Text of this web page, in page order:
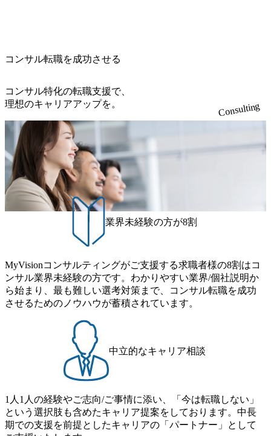
かの実務経験を有する方 - MBB及び戦略ファームでのコ
ンサルティング経験2年以上 - BIG4のStrategy部門におけ
ミュニケーション能力をお持ちの方 ・最新のトレンド・テ
ーマや事例にキャッチアップし、バイタリティーを持って
向を把握し、クライアントや自社への提案などに積極的に
関わることができる方 ・スケジューリング(優先順位付け含
む)など、ビジネスベーシックスキルが習得できている方
てプロジェクト全体の品質担保やマネジメント全般を担
り、クライアントとのリレーションを発展・拡大させるこ
とをミッションとする。自社へ提言の質を常に高く担保す
る責任を担う。 ● 裁量権 弊社は2019年11月に設立され、成
長期といわれるフェーズにあります。 事業・組織を拡大し
ていく時期のため、メンバーや組織がスケールしていく過
程を体感できます。 また、希望者はパートナー以外でも大
手役員の方へのセールスにも参加できる環境です。 自ら案
件を取り、プロジェクト体制を作っていくことも可能で
す。 ● 事業会社機能にも携われる 弊社にはコンサルティン
グ事業以外にもSaaSプロダクト・メディア・地方創生事業
があるため、上記事業に携わることも可能です。コンサル
タントとしての経験を活かしながら自らプロダクト開発や
自社の業務改善ができます。(希望者のみとなります) ● BIG
4・アクセンチュアをはじめとした大手外資系コンサルファ
ーム出身者が多く集まっています ● 平均年齢は35歳で、幅
広い年齢の方が活躍しています ● インダストリー・ソリュ
ーションで区切られていない組織です(ワンプール制) ● 海外
事業拠点をシンガポールに設立し、グローバル案件に対応
するコンサルティング体制を構築しています 東京都中央区
八重洲2-2-1 東京ミッドタウン八重洲 八重洲セントラルタワ
ー8階 受動喫煙対策 : 執務室内禁煙、ビル内喫煙室あり WE
B 書類選考通過後に、GAB試験に合格している方 ● テクノ
ロジーコンサルタント ・4年生大学卒業に限る ・大手総合
サルティング経験5年以上 ● 戦略コンサルタント ・4年生大
学卒業に限る ・以下のいずれかの実務経験を有する方
- MBB及び戦略ファームでのコンサルティング経験2年以
ス） 世界49カ国に約73万人以上（2024年5月時点）の社員を
擁し、世界120以上の国の企業を顧客に売上641億ドルを誇
を上回る規模感)、営業利益率も約15％と驚異的な数字とな
っている、売上・従業員数共にこの8年間で4倍近くの成長
を遂げていることから、今後も高い成長が見込まれる 多く
の技術者を抱えており、アビームコンサルティングに続い
て日本国内2番目にSAP認定コンサルタント制度の有資格者
数が多く、特にIT領域に強みを持つ グローバルのポジショ
ンに自由に応募できる社内の転職ツール「キャリアズ・マ
ーケットプレイス」が存在し、本ツールを活用で上司の引
き留めを受けずに移動が可能である（異動者は年間約1,000
名） 残業時間や有休取得率など約10項目を数値化すること
で、実行前後で離職率を半減させることに成功した 18時以
降の会議を原則禁止としているほか、在宅勤務制度の全社
展開、ハラスメント抑止に向けた研修の拡充、社外窓口設
置など徹底的な仕組み化を推進する 育休取得率は男性6
5%、女性100%と全国平均を上回る実績を持ち、女性の管理
職率も21.8%（2023年12月時点）とフレキシブルな働き方を
提供 2026年8月22日(土) 9:00～19:30頃 ※選考会参加人数に
より変動 2026年8月7日(金) 16:00 参加予定DTE ① MRS-IMS
(旧ITXO-IMS) ② TS&T(旧TS&A) ③ CyberSecurity ④ IES ⑤ I
TS-Fukuoka ⑥ AMS-PRD ⑦ AMS-H&PS オンライン (Teams)
UI) レバレジーズで活躍するメンバー紹介！〜 営業職種編
来黒字を維持し、急成長中でありながら安定した事業を展
開し、高い安定性を持つ企業へと成長している 10年後に1兆
円を目指す日本にもなかなかないメガベンチャー。創業か
ら黒字経営。年間130%成長 https://storage.googleapis.com/our-
vision-production.appspot.com/public/images/20251030164405_5c
527843-d227-4df8-b86c-5587f843fdf6_1200x471.webp https://stor
age.googleapis.com/our-vision-production.appspot.com/public/imag
es/20251030164946_dc0888f6-0539-4887-84d7-34c8d8544226_1
200x666.webp 年間100億円規模の投資の元、10以上もの新規
事業を立ち上げているため様々な業界を経験することが可
能 社内転職が活発であり、多様なスキルを1社で身に着ける
ことが可能 事業開発・運用を内包かする「オールインハウ
ス」型の組織体。社内スカウトや社内公募制度を用いて主
体的かつ柔軟なキャリア形成が可能。 https://storage.googleap
165942_70f09968-1b27-43e6-b849-1cd107c4f488_1200x698.web
p ## 働き方／WLB／待遇 内装8億円超のかっこいいオフィ
スがあり、 働き甲斐のあるランキング、新卒注目ランキン
グ受賞歴多数 あえての未上場であり株主からの圧力がない
的な成長を若手に任せられる環境 対面でのコミュニケーシ
ョンメリットを重視するため出社勤務。1日の労働時間平均
9.2時間、有休消化率81%(2024年度の年間データ、エンジニ
ア組織） 2026年8月22日(土) 10:00～最長16:00 2026年8月10
日(月) 16:00 ※応募者が定員を上回る場合は、厳正なる審査
の上参加者を決定させていただきます。ご了承ください。
● 当日の流れ 受付 → 会社説明会 → 面接(会社説明会終了
後、随時ご案内) ※全てリモートにて実施します。 ※参加
される方に個別に当日の面接案内をお送りいたします。 ※
コンサル転職を成功させる
コンサル特化の転職支援で、
理想のキャリアアップを。
Consulting
業界未経験の方が8割
MyVisionコンサルティングがご支援する求職者様の8割はコ
ンサル業界未経験の方です。わかりやすい業界/個社説明か
ら始まり、最も難しい選考対策まで、コンサル転職を成功
させるためのノウハウが蓄積されています。
中立的なキャリア相談
1人1人の経験やご志向/ご事情に添い、「今は転職しない」
という選択肢も含めたキャリア提案をしております。中長
期での支援を前提としたキャリアの「パートナー」として